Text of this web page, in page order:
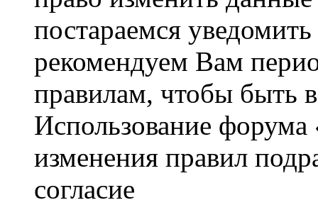
постараемся
рекомендуем Вам
правилам, чтобы быть
Использование
изменения правил
согласие